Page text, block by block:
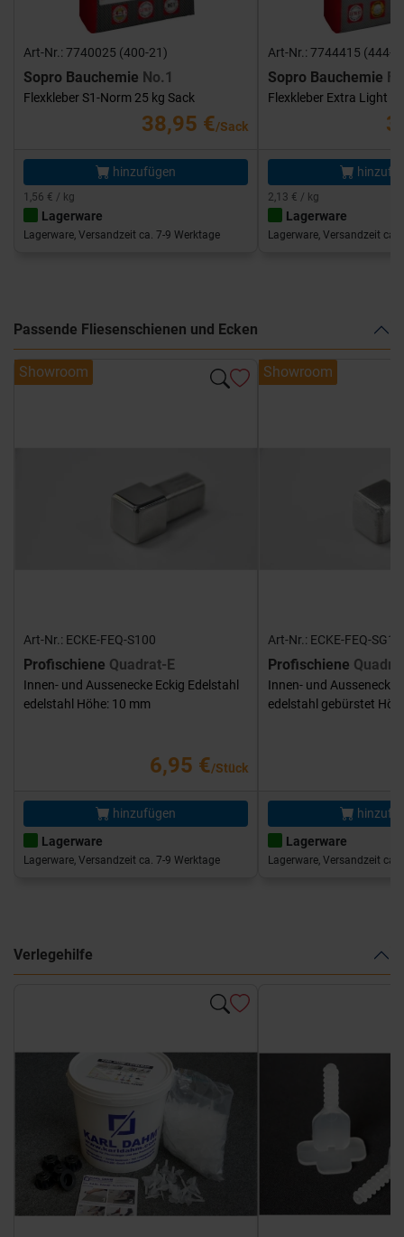
Art-Nr.: 7740025 (400-21)
Sopro Bauchemie No.1
Flexkleber S1-Norm 25 kg Sack
38,95 €/Sack
hinzufügen
1,56 € / kg
Lagerware
Lagerware, Versandzeit ca. 7-9 Werktage
Art-Nr.: 7744415 (444-
Sopro Bauchemie
Flexkleber Extra Light
2,13 € / kg
Lagerware
Lagerware, Versandzeit ca.
Passende Fliesenschienen und Ecken
Showroom
Art-Nr.: ECKE-FEQ-S100
Profischiene Quadrat-E
Innen- und Aussenecke Eckig Edelstahl
edelstahl Höhe: 10 mm
6,95 €/Stück
hinzufügen
Lagerware
Lagerware, Versandzeit ca. 7-9 Werktage
Showroom
Art-Nr.: ECKE-FEQ-
Profischiene
Innen- und Aussenecke
edelstahl gebürstet
Lagerware
Lagerware, Versandzeit ca.
Verlegehilfe